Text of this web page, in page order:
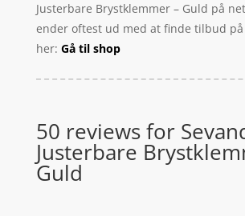
Justerbare Brystklemmer – Guld på
ender oftest ud med at finde tilbud
her: Gå til shop
50 reviews for
Justerbare
Guld